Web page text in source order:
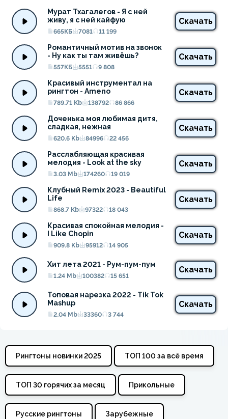
Мурат Тхагалегов - Я с ней
живу, я с ней кайфую
665КБ 7081 11 199
Скачать
Романтичный мотив на звонок
- Ну как ты там живёшь?
557КБ 5551 9 808
Скачать
Красивый инструментал на
рингтон - Ameno
789.71 Kb 138792 86 866
Скачать
Доченька моя любимая дитя,
сладкая, нежная
620.6 Kb 84996 22 456
Скачать
Расслабляющая красивая
мелодия - Look at the sky
3.03 Mb 174260 19 019
Скачать
Клубный Remix 2023 - Beautiful
Life
868.7 Kb 97322 18 043
Скачать
Красивая спокойная мелодия -
I Like Chopin
909.8 Kb 95912 14 905
Скачать
Хит лета 2021 - Рум-пум-пум
1.24 Mb 100382 15 651
Скачать
Топовая нарезка 2022 - Tik Tok
Mashup
2.04 Mb 33360 3 744
Скачать
Рингтоны новинки 2025 ТОП 100 за всё время
ТОП 30 горячих за месяц Прикольные
Русские рингтоны Зарубежные